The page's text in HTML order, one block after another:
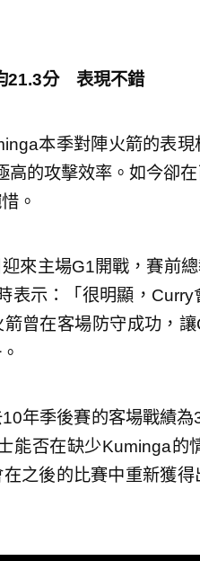
21.3分 表現不錯
本季對陣火箭的表
高的攻擊效率。如今卻
。
來主場G1開戰，賽前
表示：「很明顯，
曾在客場防守成功，
年季後賽的客場戰績
能否在缺少Kuminga的
之後的比賽中重新獲